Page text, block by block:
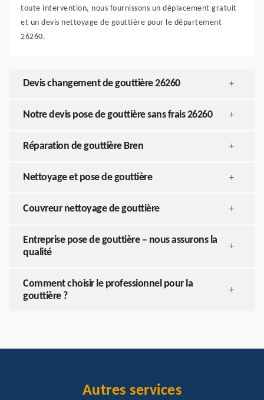
toute intervention, nous fournissons un déplacement gratuit
et un devis nettoyage de gouttière pour le département
26260.
Devis changement de gouttière 26260 +
Notre devis pose de gouttière sans frais 26260 +
Réparation de gouttière Bren +
Nettoyage et pose de gouttière +
Couvreur nettoyage de gouttière +
Entreprise pose de gouttière – nous assurons la
qualité
+
Comment choisir le professionnel pour la
gouttière ?
+
Autres services